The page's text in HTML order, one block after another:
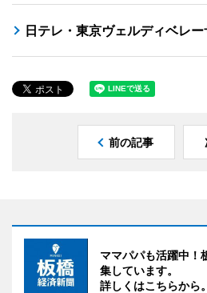
日テレ・東京ヴェルディベレー
前の記事
ママパパも活躍中！
集しています。
詳しくはこちらから。